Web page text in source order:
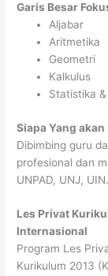
Garis Besar
Aljabar
Aritmetika
Geometri
Kalkulus
Statistika
Siapa Yang
Dibimbing guru
profesional dan
UNPAD, UNJ, UIN.
Les Privat
Internasional
Program Les
Kurikulum 2013